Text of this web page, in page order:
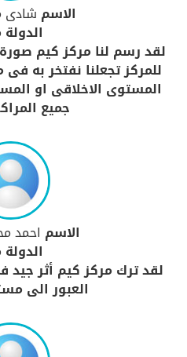
الاسم شادى
الدولة
لقد رسم لنا مركز كيم
للمركز تجعلنا نفتخر به
المستوى الاخلاقى او
جميع
الاسم احمد
الدولة
لقد ترك مركز كيم أثر جيد
العبور الى